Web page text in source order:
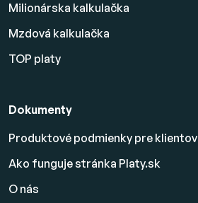
Milionárska kalkulačka
Mzdová kalkulačka
TOP platy
Dokumenty
Produktové podmienky pre klientov
Ako funguje stránka Platy.sk
O nás